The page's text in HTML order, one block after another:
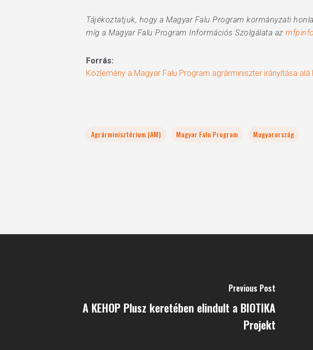
Tájékoztatjuk, hogy a Magyar Falu Program kormányzati
míg a Magyar Falu Program Információs Szolgálata az
Forrás:
Közlemény a Magyar Falu Program agrárminiszter irányítása alá
Agrárminisztérium (AM) Magyar Falu Program Magyarország
Previous Post
A KEHOP Plusz keretében elindult a BIOTIKA
Projekt